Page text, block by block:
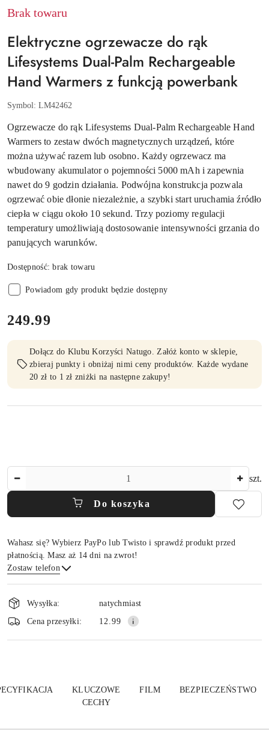
Brak towaru
Elektryczne ogrzewacze do rąk
Lifesystems Dual-Palm Rechargeable
Hand Warmers z funkcją powerbank
Symbol: LM42462
Ogrzewacze do rąk Lifesystems Dual-Palm Rechargeable Hand
Warmers to zestaw dwóch magnetycznych urządzeń, które
można używać razem lub osobno. Każdy ogrzewacz ma
wbudowany akumulator o pojemności 5000 mAh i zapewnia
nawet do 9 godzin działania. Podwójna konstrukcja pozwala
ogrzewać obie dłonie niezależnie, a szybki start uruchamia źródło
ciepła w ciągu około 10 sekund. Trzy poziomy regulacji
temperatury umożliwiają dostosowanie intensywności grzania do
panujących warunków.
Dostępność:brak towaru
Powiadom gdy produkt będzie dostępny
cena:
249.99
Dołącz do Klubu Korzyści Natugo. Załóż konto w sklepie,
zbieraj punkty i obniżaj nimi ceny produktów. Każde wydane
20 zł to 1 zł zniżki na następne zakupy!
szt.
Do koszyka
Wahasz się? Wybierz PayPo lub Twisto i sprawdź produkt przed
płatnością. Masz aż 14 dni na zwrot!
Zostaw telefon
Wyślij
Dostępność
i
dostawa
Wysyłka:
natychmiast
Cena przesyłki:
12.99
KLUCZOWE
CECHY
FILM BEZPIECZEŃSTWO